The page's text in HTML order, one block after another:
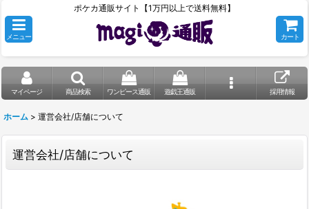
ポケカ通販サイト【1万円以上で送料無料】
メニュー カート
マイページ 商品検索 ワンピース通販 遊戯王通販 採用情報
ホーム > 運営会社/店舗について
運営会社/店舗について